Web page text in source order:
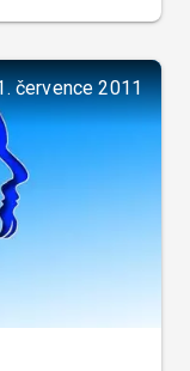
vlohy,
července 2011